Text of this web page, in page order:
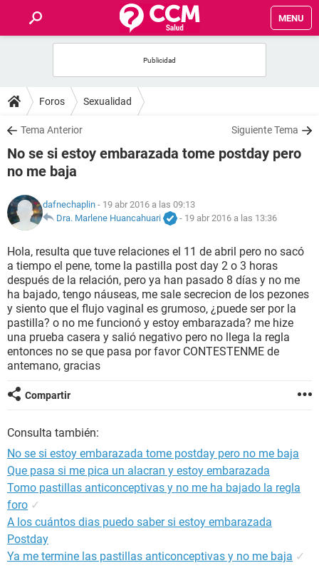
MENU
FOROS
SALUD
NUTRICIÓN
SEXUALIDAD
GLOSARIO
Foros Sexualidad
Tema Anterior Siguiente Tema
No se si estoy embarazada tome postday pero
no me baja
dafnechaplin - 19 abr 2016 a las 09:13
Dra. Marlene Huancahuari
- 19 abr 2016 a las 13:36
Hola, resulta que tuve relaciones el 11 de abril pero no sacó
a tiempo el pene, tome la pastilla post day 2 o 3 horas
después de la relación, pero ya han pasado 8 días y no me
ha bajado, tengo náuseas, me sale secrecion de los pezones
y siento que el flujo vaginal es grumoso, ¿puede ser por la
pastilla? o no me funcionó y estoy embarazada? me hize
una prueba casera y salió negativo pero no llega la regla
entonces no se que pasa por favor CONTESTENME de
antemano, gracias
Compartir
Consulta también:
No se si estoy embarazada tome postday pero no me baja
Que pasa si me pica un alacran y estoy embarazada
Tomo pastillas anticonceptivas y no me ha bajado la regla
foro ✓
A los cuántos dias puedo saber si estoy embarazada
Postday
Ya me termine las pastillas anticonceptivas y no me baja ✓